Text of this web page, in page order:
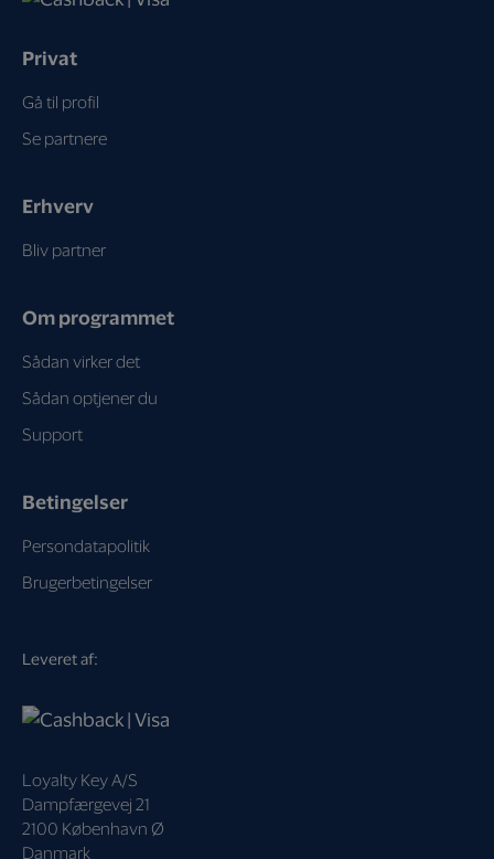
Leveret af:
Loyalty Key A/S
Dampfærgevej 21
2100 København Ø
Danmark
Privat
Gå til profil
Se partnere
Erhverv
Bliv partner
Om programmet
Sådan virker det
Sådan optjener du
Support
Betingelser
Persondatapolitik
Brugerbetingelser